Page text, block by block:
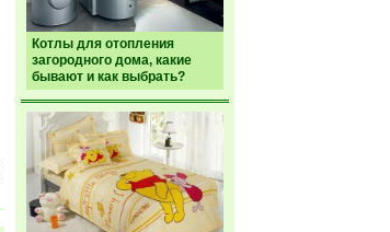
Котлы для отопления
загородного дома, какие
бывают и как выбрать?